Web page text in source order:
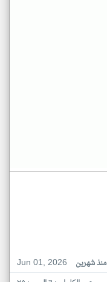
Jun 01, 2026
منذ شهرين